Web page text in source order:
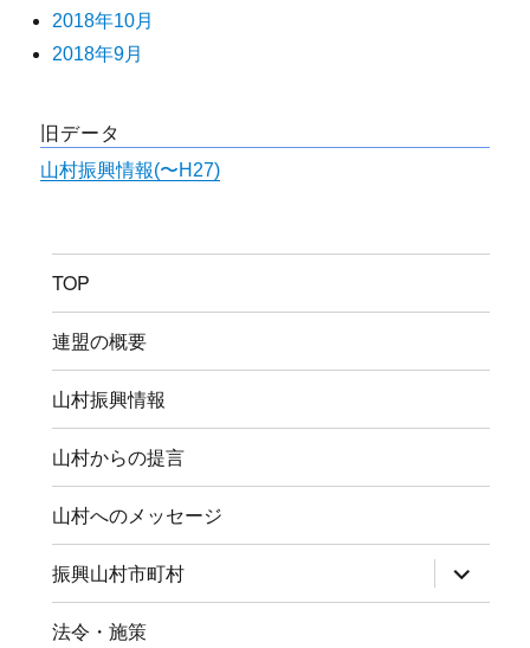
2018年10月
2018年9月
旧データ
山村振興情報(〜H27)
TOP
連盟の概要
山村振興情報
山村からの提言
山村へのメッセージ
振興山村市町村 サ
ブ
メ
法令・施策